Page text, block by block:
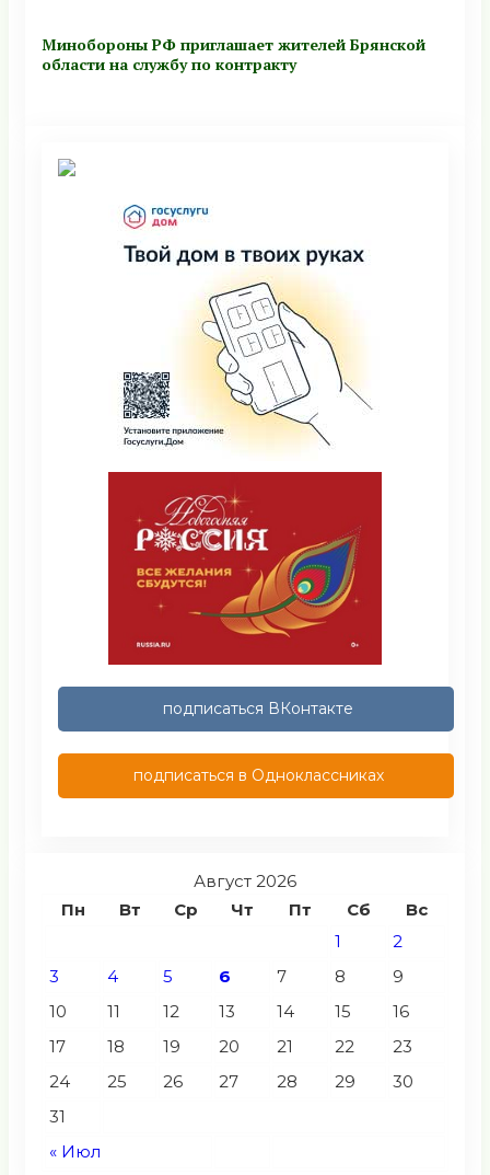
Минобoроны РФ приглaшaет житeлeй Брянской
области на службу по контракту
подписаться ВКонтакте
подписаться в Одноклассниках
Август 2026
Пн
Вт Ср Чт Пт Сб Вс
« Июл
1
2
3
4 5 6 7 8
9
10
11 12 13 14 15
16
17
18 19 20 21 22
23
24
25 26 27 28 29
30
31